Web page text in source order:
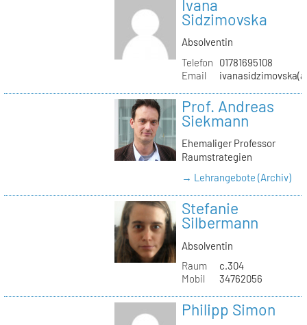
Ivana
Sidzimovska
Absolventin
Telefon
01781695108
Email
Prof. Andreas
Siekmann
Ehemaliger Professor
Raumstrategien
→ Lehrangebote (Archiv)
Stefanie
Silbermann
Absolventin
Raum
c.304
Mobil
34762056
Philipp Simon